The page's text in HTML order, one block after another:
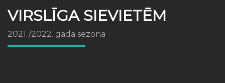
VIRSLĪGA SIEVIETĒM
2021./2022. gada sezona